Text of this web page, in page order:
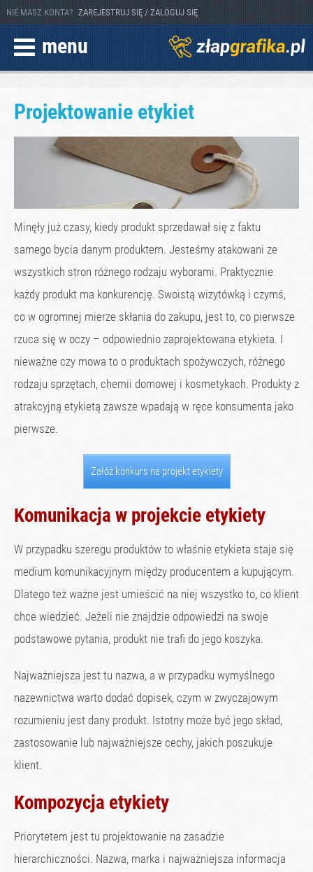
NIE MASZ KONTA? ZAREJESTRUJ SIĘ / ZALOGUJ SIĘ
menu
Projektowanie etykiet
Minęły już czasy, kiedy produkt sprzedawał się z faktu
samego bycia danym produktem. Jesteśmy atakowani ze
wszystkich stron różnego rodzaju wyborami. Praktycznie
każdy produkt ma konkurencję. Swoistą wizytówką i czymś,
co w ogromnej mierze skłania do zakupu, jest to, co pierwsze
rzuca się w oczy – odpowiednio zaprojektowana etykieta. I
nieważne czy mowa to o produktach spożywczych, różnego
rodzaju sprzętach, chemii domowej i kosmetykach. Produkty z
atrakcyjną etykietą zawsze wpadają w ręce konsumenta jako
pierwsze.
Załóż konkurs na projekt etykiety
Komunikacja w projekcie etykiety
W przypadku szeregu produktów to właśnie etykieta staje się
medium komunikacyjnym między producentem a kupującym.
Dlatego też ważne jest umieścić na niej wszystko to, co klient
chce wiedzieć. Jeżeli nie znajdzie odpowiedzi na swoje
podstawowe pytania, produkt nie trafi do jego koszyka.
Najważniejsza jest tu nazwa, a w przypadku wymyślnego
nazewnictwa warto dodać dopisek, czym w zwyczajowym
rozumieniu jest dany produkt. Istotny może być jego skład,
zastosowanie lub najważniejsze cechy, jakich poszukuje
klient.
Kompozycja etykiety
Priorytetem jest tu projektowanie na zasadzie
hierarchiczności. Nazwa, marka i najważniejsza informacja